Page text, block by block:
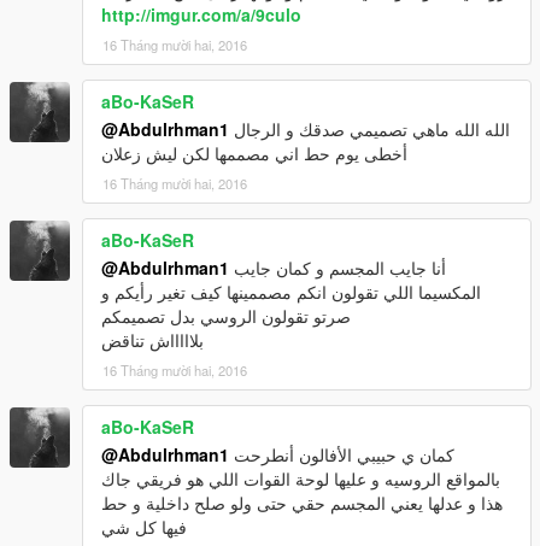
http://imgur.com/a/9culo
16 Tháng mười hai, 2016
aBo-KaSeR
@Abdulrhman1
أخطى يوم حط اني مصممها لكن ليش زعلان
16 Tháng mười hai, 2016
aBo-KaSeR
@Abdulrhman1
المكسيما اللي تقولون انكم مصممينها كيف تغير رأيكم و
صرتو تقولون الروسي بدل تصميمكم
بلاااااش تناقض
16 Tháng mười hai, 2016
aBo-KaSeR
@Abdulrhman1
بالمواقع الروسيه و عليها لوحة القوات اللي هو فريقي جاك
هذا و عدلها يعني المجسم حقي حتى ولو صلح داخلية و حط
فيها كل شي